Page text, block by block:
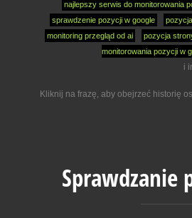
najlepszy serwis do monitorowania
sprawdzenie pozycji w google
monitoring przegląd od ai
pozycja
monitorowania pozycji w
i
Kliknij na frazę, aby obejrzeć historię
Sprawdzanie